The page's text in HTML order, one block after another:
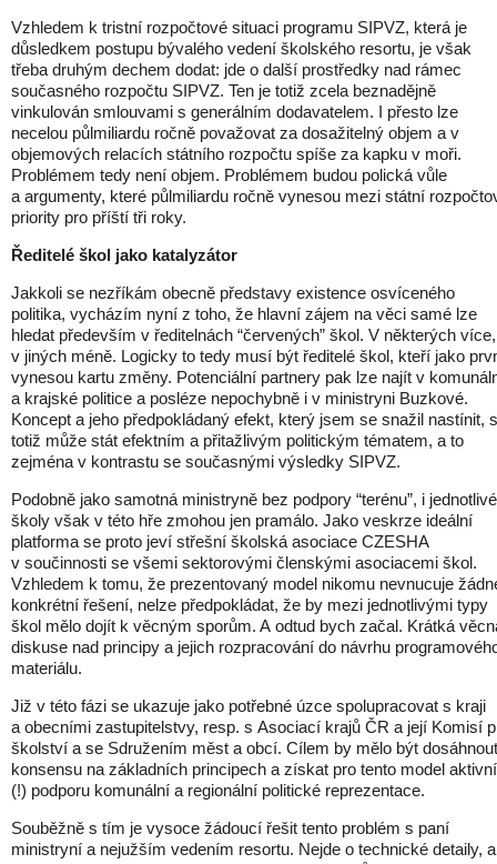
Vzhledem k tristní rozpočtové situaci programu SIPVZ, která je
důsledkem postupu bývalého vedení školského resortu, je však
třeba druhým dechem dodat: jde o další prostředky nad rámec
současného rozpočtu SIPVZ. Ten je totiž zcela beznadějně
vinkulován smlouvami s generálním dodavatelem. I přesto lze
necelou půlmiliardu ročně považovat za dosažitelný objem a v
objemových relacích státního rozpočtu spíše za kapku v moři.
Problémem tedy není objem. Problémem budou polická vůle
a argumenty, které půlmiliardu ročně vynesou mezi státní
priority pro příští tři roky.
Ředitelé škol jako katalyzátor
Jakkoli se nezříkám obecně představy existence osvíceného
politika, vycházím nyní z toho, že hlavní zájem na věci samé lze
hledat především v ředitelnách “červených” škol. V některých více,
v jiných méně. Logicky to tedy musí být ředitelé škol, kteří jako
vynesou kartu změny. Potenciální partnery pak lze najít v
a krajské politice a posléze nepochybně i v ministryni Buzkové.
Koncept a jeho předpokládaný efekt, který jsem se snažil nastínit,
totiž může stát efektním a přitažlivým politickým tématem, a to
zejména v kontrastu se současnými výsledky SIPVZ.
Podobně jako samotná ministryně bez podpory “terénu”, i jednotlivé
školy však v této hře zmohou jen pramálo. Jako veskrze ideální
platforma se proto jeví střešní školská asociace CZESHA
v součinnosti se všemi sektorovými členskými asociacemi škol.
Vzhledem k tomu, že prezentovaný model nikomu nevnucuje
konkrétní řešení, nelze předpokládat, že by mezi jednotlivými typy
škol mělo dojít k věcným sporům. A odtud bych začal. Krátká
diskuse nad principy a jejich rozpracování do návrhu
materiálu.
Již v této fázi se ukazuje jako potřebné úzce spolupracovat s kraji
a obecními zastupitelstvy, resp. s Asociací krajů ČR a její Komisí
školství a se Sdružením měst a obcí. Cílem by mělo být dosáhnout
konsensu na základních principech a získat pro tento model aktivní
(!) podporu komunální a regionální politické reprezentace.
Souběžně s tím je vysoce žádoucí řešit tento problém s paní
ministryní a nejužším vedením resortu. Nejde o technické detaily,